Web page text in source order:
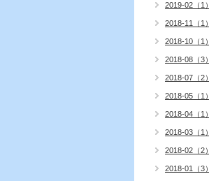
2019-02（1）
2018-11（1）
2018-10（1）
2018-08（3）
2018-07（2）
2018-05（1）
2018-04（1）
2018-03（1）
2018-02（2）
2018-01（3）